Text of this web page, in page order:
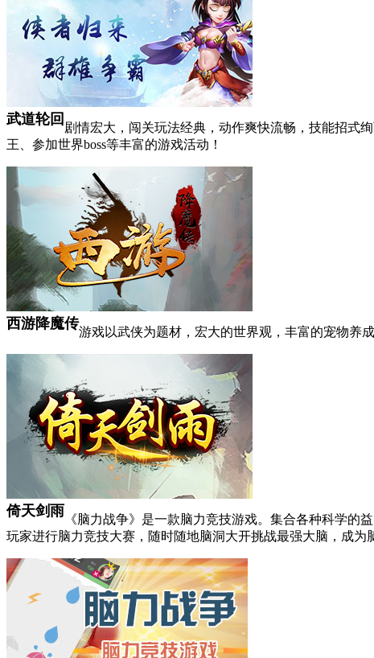
武道轮回
剧情宏大，闯关玩法经典，动作爽快流畅，技能招式
王、参加世界boss等丰富的游戏活动！
西游降魔传
游戏以武侠为题材，宏大的世界观，丰富的宠物养
倚天剑雨
《脑力战争》是一款脑力竞技游戏。集合各种科学
玩家进行脑力竞技大赛，随时随地脑洞大开挑战最强大脑，成为